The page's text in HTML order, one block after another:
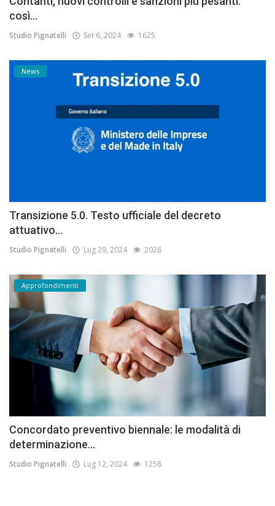
così...
Studio Pignatelli Set 6, 2024 1625
News
Transizione 5.0. Testo ufficiale del decreto
attuativo...
Studio Pignatelli Lug 29, 2024 2028
Approfondimenti
Concordato preventivo biennale: le modalità di
determinazione...
Studio Pignatelli Lug 12, 2024 1258